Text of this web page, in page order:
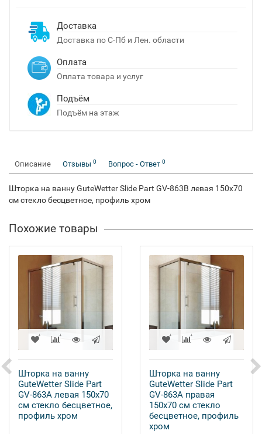
Доставка
Доставка по С-Пб и Лен. области
Оплата
Оплата товара и услуг
Подъём
Подъём на этаж
Описание Отзывы 0 Вопрос - Ответ 0
Шторка на ванну GuteWetter Slide Part GV-863B левая 150x70
см стекло бесцветное, профиль хром
Похожие товары
Шторка на ванну
GuteWetter Slide Part
GV-863A левая 150x70
см стекло бесцветное,
профиль хром
Шторка на ванну
GuteWetter Slide Part
GV-863A правая
150x70 см стекло
бесцветное, профиль
хром